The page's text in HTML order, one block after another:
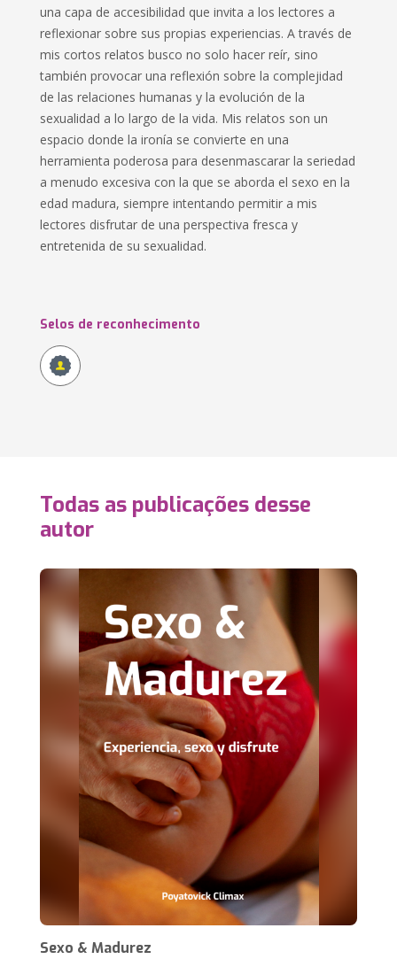
una capa de accesibilidad que invita a los lectores a
reflexionar sobre sus propias experiencias. A través de
mis cortos relatos busco no solo hacer reír, sino
también provocar una reflexión sobre la complejidad
de las relaciones humanas y la evolución de la
sexualidad a lo largo de la vida. Mis relatos son un
espacio donde la ironía se convierte en una
herramienta poderosa para desenmascarar la seriedad
a menudo excesiva con la que se aborda el sexo en la
edad madura, siempre intentando permitir a mis
lectores disfrutar de una perspectiva fresca y
entretenida de su sexualidad.
Selos de reconhecimento
Todas as publicações desse
autor
Sexo & Madurez